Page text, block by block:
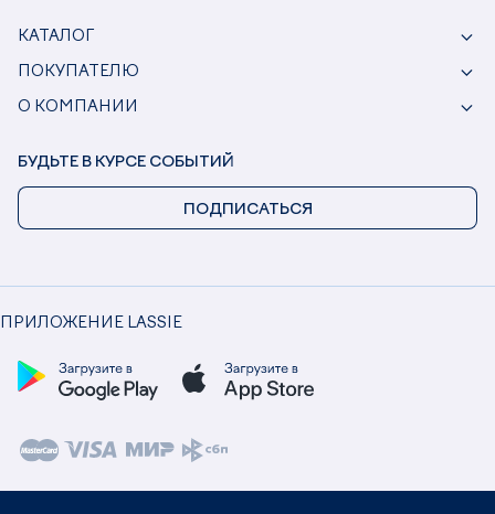
КАТАЛОГ
ПОКУПАТЕЛЮ
О КОМПАНИИ
ПРИЛОЖЕНИЕ LASSIE
БУДЬТЕ В КУРСЕ СОБЫТИЙ
ПОДПИСАТЬСЯ